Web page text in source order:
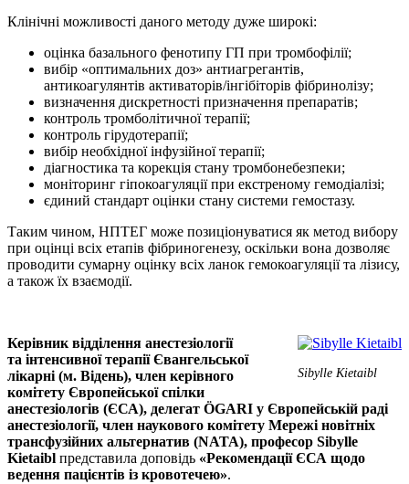
Клінічні можливості даного методу дуже широкі:
оцінка базального фенотипу ГП при тромбофілії;
вибір «оптимальних доз» антиагрегантів,
антикоагулянтів активаторів/інгібіторів фібринолізу;
визначення дискретності призначення препаратів;
контроль тромболітичної терапії;
контроль гірудотерапії;
вибір необхідної інфузійної терапії;
діагностика та корекція стану тромбонебезпеки;
моніторинг гіпокоагуляції при екстреному ­гемодіалізі;
єдиний стандарт оцінки стану системи гемостазу.
Таким чином, НПТЕГ може позиціонуватися як метод вибору
при оцінці всіх етапів фібриногенезу, оскільки вона дозволяє
проводити сумарну оцінку всіх ланок гемо­коагуляції та лізису,
а також їх взаємодії.
Sibylle Kietaibl
Керівник відділення анестезіології
та інтенсивної терапії Євангельської
лікарні (м. Відень), член керівного
комітету Європейської спілки
анестезіологів (ЄСА), делегат ÖGARI у Європейській раді
анестезіології, член наукового комітету Мережі новітніх
трансфузійних альтернатив (NATA), професор Sibylle
Kietaibl представила доповідь «Рекомендації ЄСА щодо
ведення пацієнтів із кровотечею».